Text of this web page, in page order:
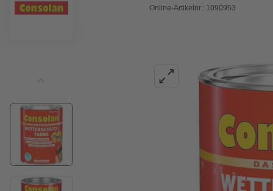
Online-Artikelnr.: 1090953